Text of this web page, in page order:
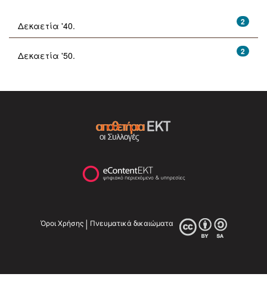
2
Δεκαετία '40.
2
Δεκαετία '50.